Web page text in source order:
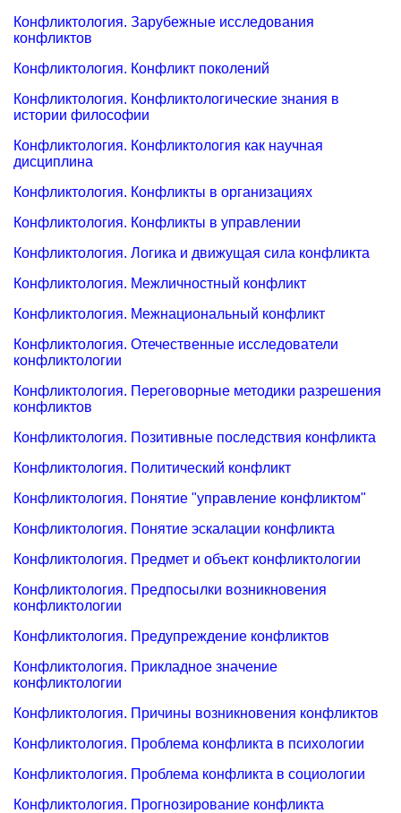
Конфликтология. Зарубежные исследования
конфликтов
Конфликтология. Конфликт поколений
Конфликтология. Конфликтологические знания в
истории философии
Конфликтология. Конфликтология как научная
дисциплина
Конфликтология. Конфликты в организациях
Конфликтология. Конфликты в управлении
Конфликтология. Логика и движущая сила конфликта
Конфликтология. Межличностный конфликт
Конфликтология. Межнациональный конфликт
Конфликтология. Отечественные исследователи
конфликтологии
Конфликтология. Переговорные методики разрешения
конфликтов
Конфликтология. Позитивные последствия конфликта
Конфликтология. Политический конфликт
Конфликтология. Понятие "управление конфликтом"
Конфликтология. Понятие эскалации конфликта
Конфликтология. Предмет и объект конфликтологии
Конфликтология. Предпосылки возникновения
конфликтологии
Конфликтология. Предупреждение конфликтов
Конфликтология. Прикладное значение
конфликтологии
Конфликтология. Причины возникновения конфликтов
Конфликтология. Проблема конфликта в психологии
Конфликтология. Проблема конфликта в социологии
Конфликтология. Прогнозирование конфликта